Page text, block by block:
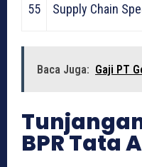
55 Supply Chain
Baca Juga: Gaji PT
BPR Tata